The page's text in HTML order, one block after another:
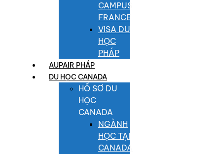
CAMPUS
FRANCE
VISA DU
HỌC
PHÁP
AUPAIR PHÁP
DU HỌC CANADA
HỒ SƠ DU
HỌC
CANADA
NGÀNH
HỌC TẠI
CANADA